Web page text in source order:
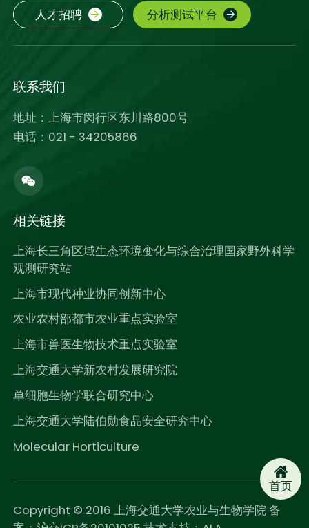
人才招聘 分析测试平台
联系我们
地址：上海市闵行区东川路800号
电话：021 - 34205866
相关链接
上海长三角区域生态环境变化与综合治理国家野外科学
观测研究站
上海市现代种业协同创新中心
农业农村部都市农业重点实验室
上海市兽医生物技术重点实验室
上海交通大学新农村发展研究院
单细胞生物学联合研究中心
上海交通大学陆伯勋食品安全研究中心
Molecular Horticulture
Copyright © 2016 上海交通大学农业与生物学院 备
首页